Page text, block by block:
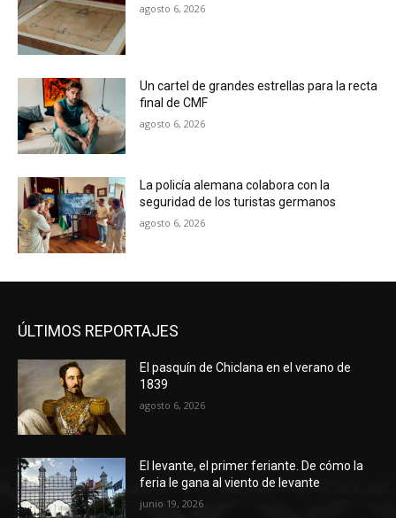
agosto 6, 2026
Un cartel de grandes estrellas para la recta
final de CMF
agosto 6, 2026
La policía alemana colabora con la
seguridad de los turistas germanos
agosto 6, 2026
ÚLTIMOS REPORTAJES
El pasquín de Chiclana en el verano de
1839
agosto 6, 2026
El levante, el primer feriante. De cómo la
feria le gana al viento de levante
junio 19, 2026